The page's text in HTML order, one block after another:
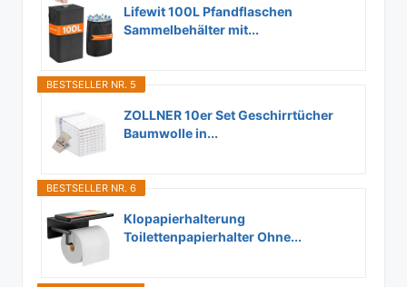
Lifewit 100L Pfandflaschen
Sammelbehälter mit...
BESTSELLER NR. 5
ZOLLNER 10er Set Geschirrtücher
Baumwolle in...
BESTSELLER NR. 6
Klopapierhalterung
Toilettenpapierhalter Ohne...